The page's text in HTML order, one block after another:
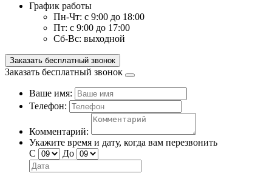
График работы
Пн-Чт: с 9:00 до 18:00
Пт: с 9:00 до 17:00
Сб-Вс: выходной
Заказать бесплатный звонок
Заказать бесплатный звонок
Ваше имя:
Телефон:
Комментарий:
Укажите время и дату, когда вам перезвонить
С
До